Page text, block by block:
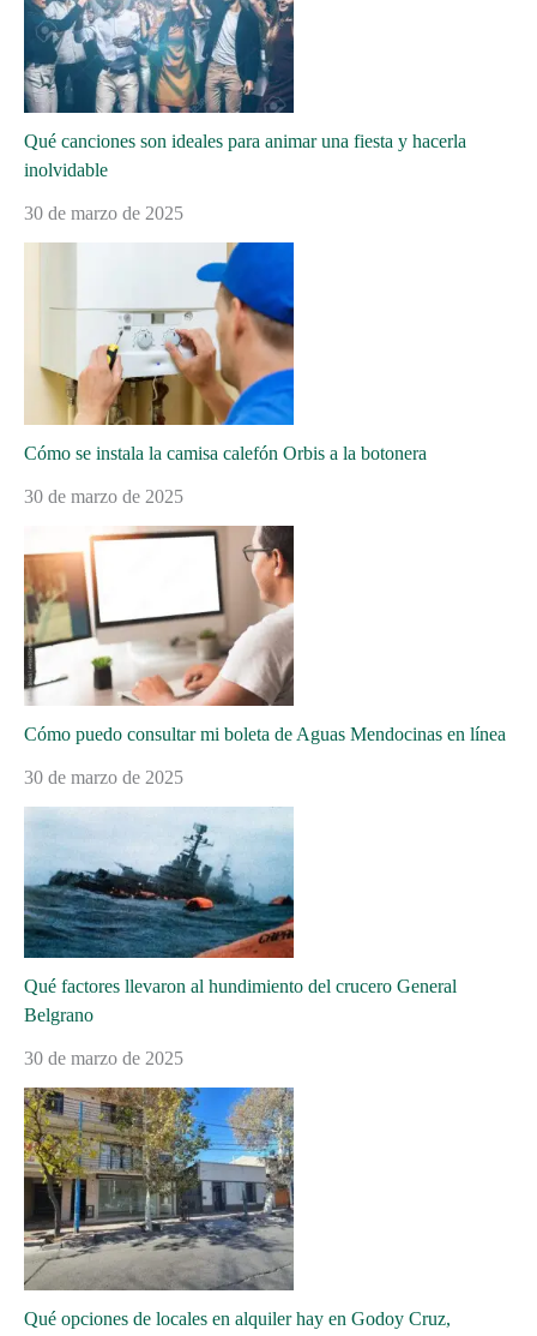
Qué canciones son ideales para animar una fiesta y hacerla
inolvidable
30 de marzo de 2025
Cómo se instala la camisa calefón Orbis a la botonera
30 de marzo de 2025
Cómo puedo consultar mi boleta de Aguas Mendocinas en línea
30 de marzo de 2025
Qué factores llevaron al hundimiento del crucero General
Belgrano
30 de marzo de 2025
Qué opciones de locales en alquiler hay en Godoy Cruz,